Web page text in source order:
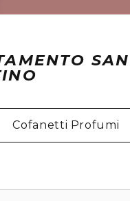
SAN
Cofanetti Profumi